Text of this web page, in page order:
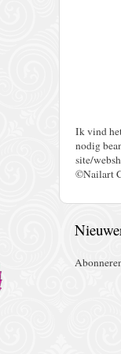
Ik vind
nodig
site/
©Nailart